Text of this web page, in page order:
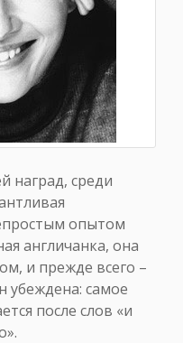
наград, среди
опытом
англичанка, она
и прежде всего –
убеждена: самое
после слов «и